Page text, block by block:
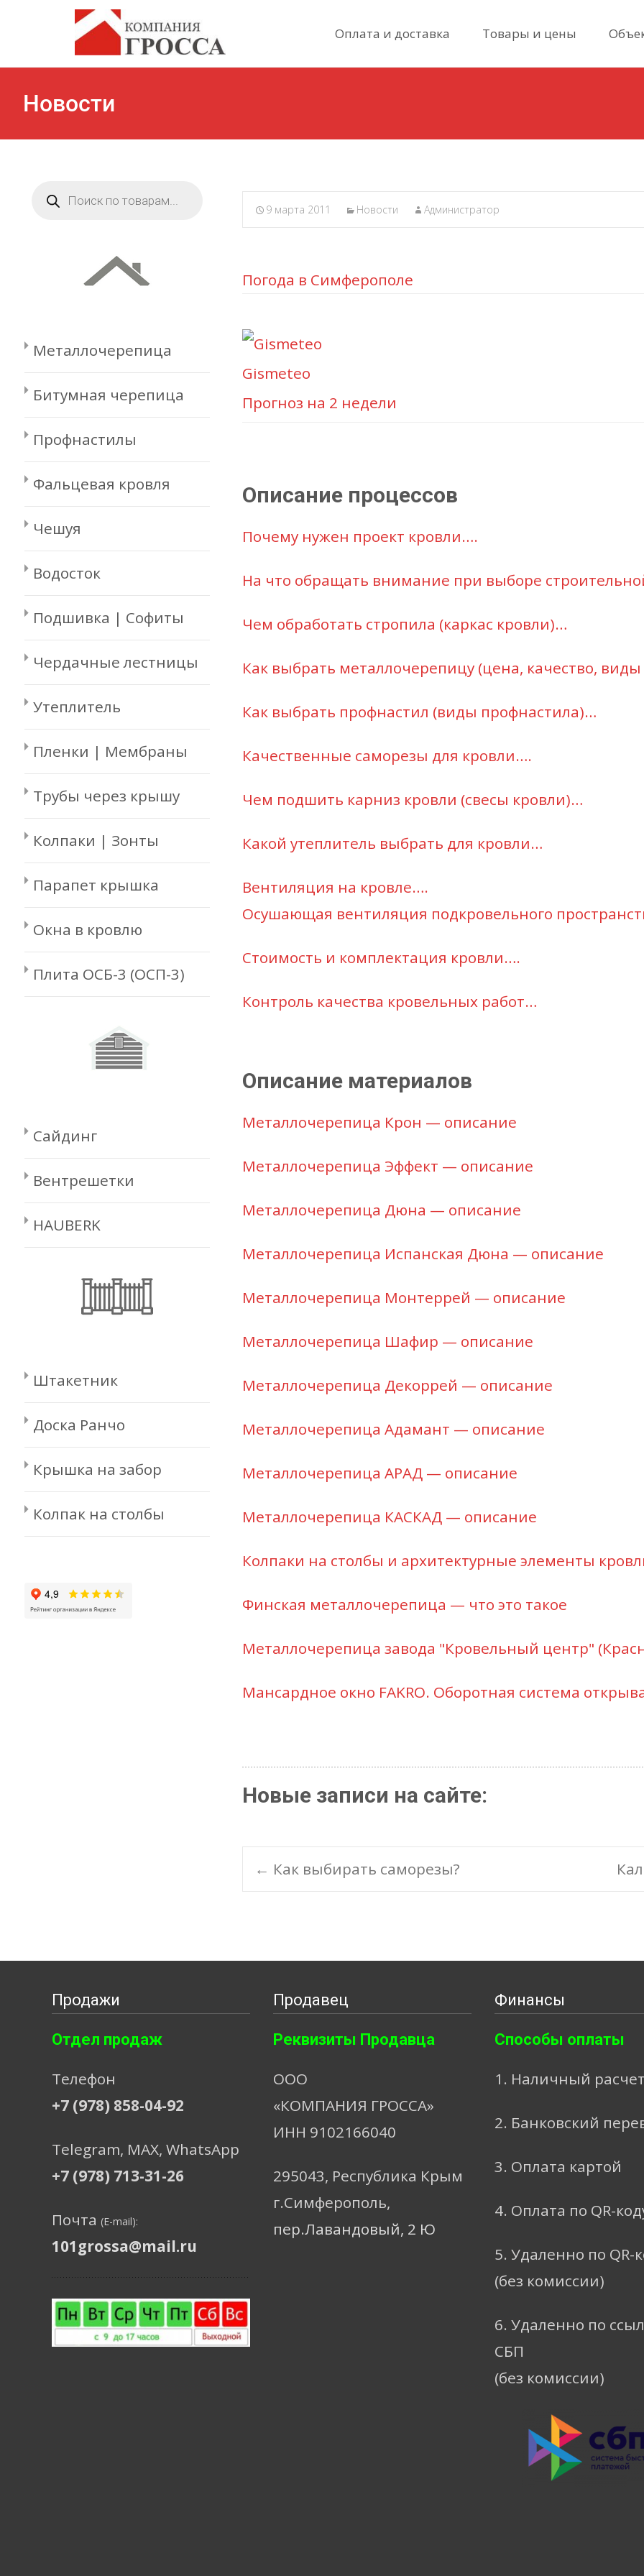
content
Оплата и доставка Товары и цены
Новости
9 марта 2011 Новости Администратор
Погода в Симферополе
Gismeteo
Прогноз на 2 недели
Описание процессов
Почему нужен проект кровли….
На что обращать внимание при выборе
Чем обработать стропила (каркас кровли)…
Как выбрать металлочерепицу (цена, качество,
Как выбрать профнастил (виды профнастила)…
Качественные саморезы для кровли….
Чем подшить карниз кровли (свесы кровли)…
Какой утеплитель выбрать для кровли…
Вентиляция на кровле….
Осушающая вентиляция подкровельного
Стоимость и комплектация кровли….
Контроль качества кровельных работ…
Описание материалов
Металлочерепица Крон — описание
Металлочерепица Эффект — описание
Металлочерепица Дюна — описание
Металлочерепица Испанская Дюна — описание
Металлочерепица Монтеррей — описание
Металлочерепица Шафир — описание
Металлочерепица Декоррей — описание
Металлочерепица Адамант — описание
Металлочерепица АРАД — описание
Металлочерепица КАСКАД — описание
Колпаки на столбы и архитектурные элементы
Финская металлочерепица — что это такое
Металлочерепица завода "Кровельный центр"
Мансардное окно FAKRO. Оборотная система
Новые записи на сайте:
Post
navigation
← Как выбирать саморезы?
товаров
Металлочерепица
Битумная черепица
Профнастилы
Фальцевая кровля
Чешуя
Водосток
Подшивка | Софиты
Чердачные лестницы
Утеплитель
Пленки | Мембраны
Трубы через крышу
Колпаки | Зонты
Парапет крышка
Окна в кровлю
Плита ОСБ-3 (ОСП-3)
Сайдинг
Вентрешетки
HAUBERK
Штакетник
Доска Ранчо
Крышка на забор
Колпак на столбы
Продажи
Отдел продаж
Телефон
+7 (978) 858-04-92
Telegram, МАХ, WhatsApp
+7 (978) 713-31-26
Почта (E-mail):
101grossa@mail.ru
Продавец
Реквизиты Продавца
ООО
«КОМПАНИЯ ГРОССА»
ИНН 9102166040
295043, Республика Крым
г.Симферополь,
пер.Лавандовый, 2 Ю
Финансы
Способы оплаты
1. Наличный
2. Банковский
3. Оплата картой
4. Оплата по QR-
5. Удаленно по QR-
(без комиссии)
6. Удаленно по
СБП
(без комиссии)